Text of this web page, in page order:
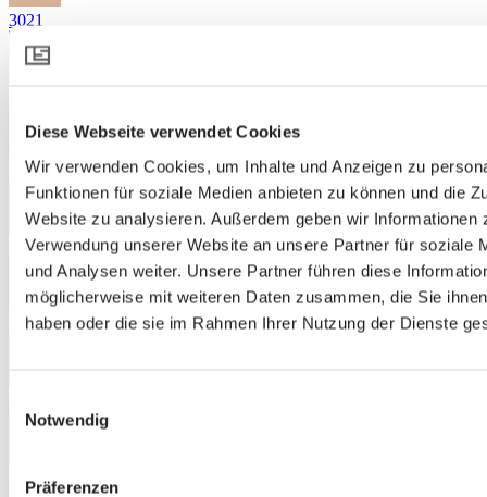
Diese Webseite verwendet Cookies
Wir verwenden Cookies, um Inhalte und Anzeigen zu
Funktionen für soziale Medien anbieten zu können und die
Website zu analysieren. Außerdem geben wir Informationen
Verwendung unserer Website an unsere Partner für soziale
und Analysen weiter. Unsere Partner führen diese
möglicherweise mit weiteren Daten zusammen, die Sie
haben oder die sie im Rahmen Ihrer Nutzung der Dienste
Notwendig
Präferenzen
3021
3241
3872
4442
4562